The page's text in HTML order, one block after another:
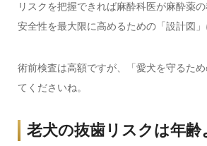
リスクを把握できれば麻酔科医が麻酔薬の
安全性を最大限に高めるための「設計図」
術前検査は高額ですが、「愛犬を守るため
てくださいね。
老犬の抜歯リスクは年齢